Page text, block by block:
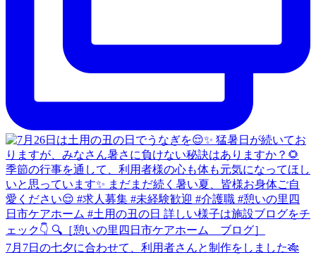
7月7日の七夕に合わせて、利用者さんと制作をしました🎋